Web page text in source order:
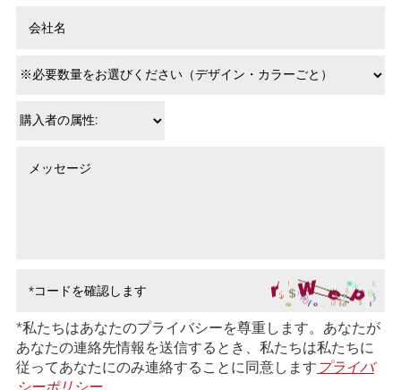
*私たちはあなたのプライバシーを尊重します。あなたが
あなたの連絡先情報を送信するとき、私たちは私たちに
従ってあなたにのみ連絡することに同意します プライバ